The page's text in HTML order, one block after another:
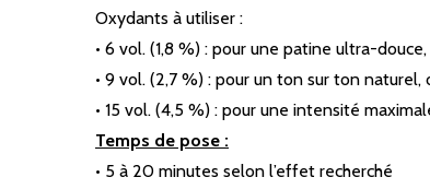
Oxydants à utiliser :
• 6 vol. (1,8 %) : pour une patine ultra-
• 9 vol. (2,7 %) : pour un ton sur ton
• 15 vol. (4,5 %) : pour une intensité
Temps de pose :
• 5 à 20 minutes selon l’effet recherché